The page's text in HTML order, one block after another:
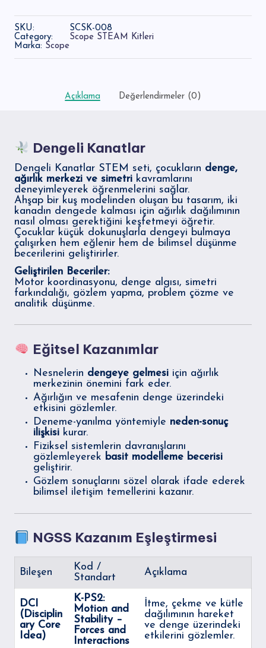
SKU:
SCSK-008
Category:
Scope STEAM Kitleri
Marka: Scope
Açıklama Değerlendirmeler (0)
Dengeli Kanatlar
Dengeli Kanatlar STEM seti, çocukların denge,
ağırlık merkezi ve simetri kavramlarını
deneyimleyerek öğrenmelerini sağlar.
Ahşap bir kuş modelinden oluşan bu tasarım, iki
kanadın dengede kalması için ağırlık dağılımının
nasıl olması gerektiğini keşfetmeyi öğretir.
Çocuklar küçük dokunuşlarla dengeyi bulmaya
çalışırken hem eğlenir hem de bilimsel düşünme
becerilerini geliştirirler.
Geliştirilen Beceriler:
Motor koordinasyonu, denge algısı, simetri
farkındalığı, gözlem yapma, problem çözme ve
analitik düşünme.
Eğitsel Kazanımlar
Nesnelerin dengeye gelmesi için ağırlık
merkezinin önemini fark eder.
Ağırlığın ve mesafenin denge üzerindeki
etkisini gözlemler.
Deneme-yanılma yöntemiyle neden-sonuç
ilişkisi kurar.
Fiziksel sistemlerin davranışlarını
gözlemleyerek basit modelleme becerisi
geliştirir.
Gözlem sonuçlarını sözel olarak ifade ederek
bilimsel iletişim temellerini kazanır.
NGSS Kazanım Eşleştirmesi
Bileşen
Kod /
Standart
Açıklama
DCI
(Disciplin
ary Core
Idea)
K-PS2:
Motion and
Stability –
Forces and
Interactions
İtme, çekme ve kütle
dağılımının hareket
ve denge üzerindeki
etkilerini gözlemler.